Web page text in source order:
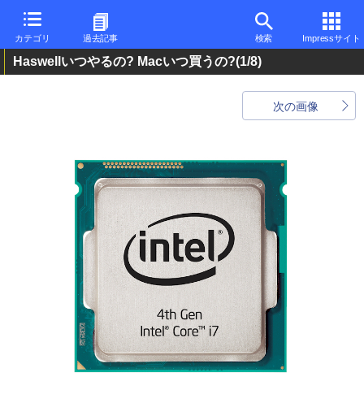
カテゴリ 過去記事 検索 Impressサイト
Haswellいつやるの? Macいつ買うの?(1/8)
次の画像